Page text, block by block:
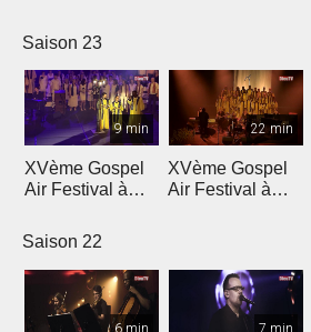
Saison 23
9 min
XVème Gospel
Air Festival à
22 min
XVème Gospel
Air Festival à
Saison 22
6 min 7 min